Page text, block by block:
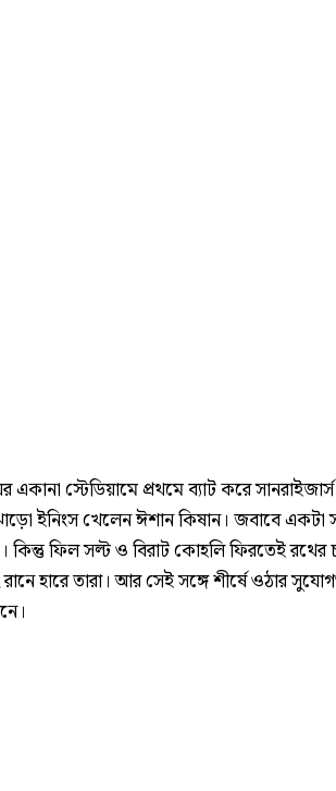
একানা স্টেডিয়ামে প্রথমে ব্যাট করে
ইনিংস খেলেন ঈশান কিষান। জবাবে একটা
কিন্তু ফিল সল্ট ও বিরাট কোহলি ফিরতেই রথের
রানে হারে তারা। আর সেই সঙ্গে শীর্ষে ওঠার